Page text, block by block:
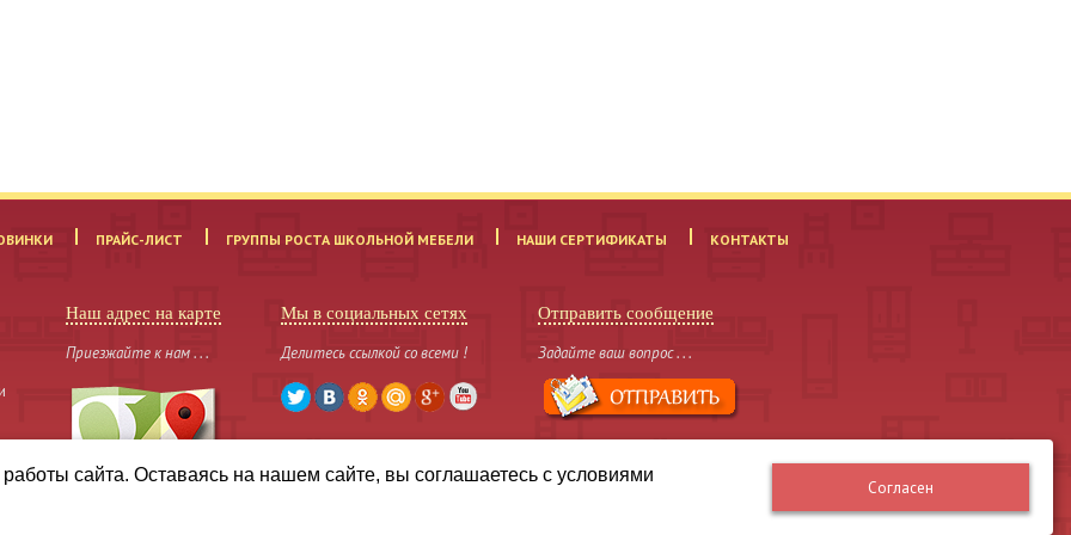
ПРАЙС-ЛИСТ ГРУППЫ РОСТА ШКОЛЬНОЙ МЕБЕЛИ НАШИ СЕРТИФИКАТЫ КОНТАКТЫ
Наш адрес на карте
Приезжайте к нам . . .
Мы в социальных сетях
Делитесь ссылкой со всеми !
Отправить сообщение
Задайте ваш вопрос . . .
сайта. Оставаясь на нашем сайте, вы соглашаетесь с условиями
Согласен